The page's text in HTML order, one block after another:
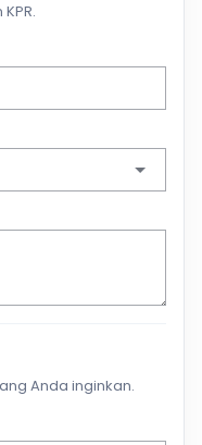
Anda inginkan.